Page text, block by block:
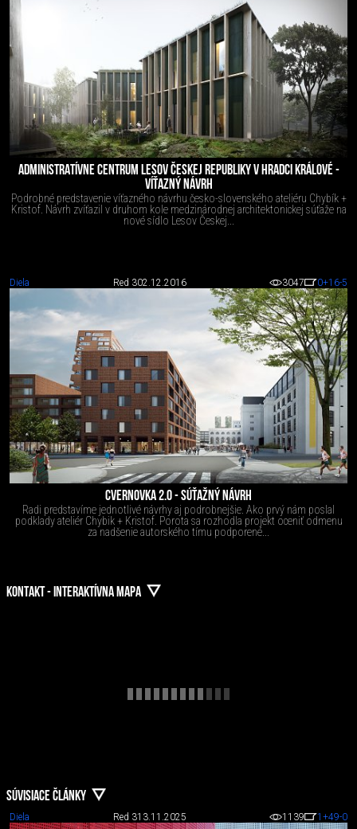
ADMINISTRATÍVNE CENTRUM LESOV ČESKEJ REPUBLIKY V HRADCI KRÁLOVÉ -
VÍŤAZNÝ NÁVRH
Podrobné predstavenie víťazného návrhu česko-slovenského ateliéru Chybík +
Kristof. Návrh zvíťazil v druhom kole medzinárodnej architektonickej súťaže na
nové sídlo Lesov Českej...
Diela Red 302.12.2016 3047 0+16-5
CVERNOVKA 2.0 - SÚŤAŽNÝ NÁVRH
Radi predstavíme jednotlivé návrhy aj podrobnejšie. Ako prvý nám poslal
podklady ateliér Chybik + Kristof. Porota sa rozhodla projekt oceniť odmenu
za nadšenie autorského tímu podporené...
KONTAKT - INTERAKTÍVNA MAPA
SÚVISIACE ČLÁNKY
Diela Red 313.11.2025 1139 1 +49-0